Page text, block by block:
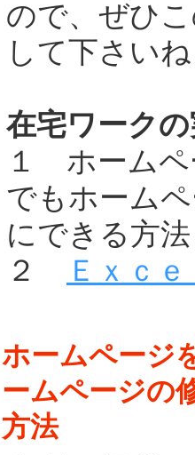
ので、ぜひ
して下さい
在宅ワーク
１ ホームペ
でもホーム
にできる方
２
Ｅｘｃ
ホームページ
ームページの
方法